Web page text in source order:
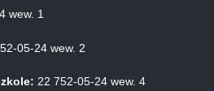
wew. 1
05-24 wew. 2
22 752-05-24 wew. 4